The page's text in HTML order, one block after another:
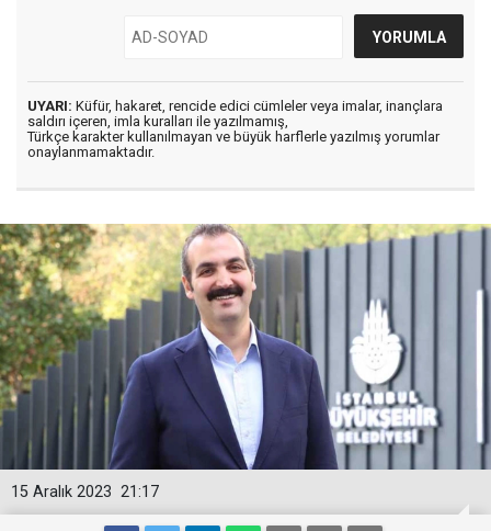
UYARI: Küfür, hakaret, rencide edici cümleler veya imalar, inançlara
saldırı içeren, imla kuralları ile yazılmamış,
Türkçe karakter kullanılmayan ve büyük harflerle yazılmış yorumlar
onaylanmamaktadır.
21:17
15 Aralık 2023